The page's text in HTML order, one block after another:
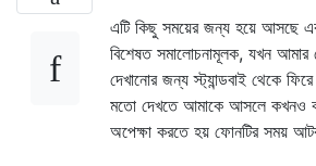
এটি কিছু সময়ের জন্য হয়ে আসছে
বিশেষত সমালোচনামূলক, যখন
দেখানোর জন্য স্ট্যান্ডবাই থেকে
মতো দেখতে আমাকে আসলে কখনও
অপেক্ষা করতে হয় ফোনটির সময়